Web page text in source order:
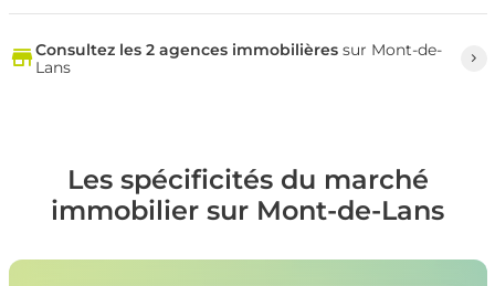
Consultez les 2 agences immobilièressur Mont-de-
Lans
Les spécificités du marché
immobilier sur Mont-de-Lans